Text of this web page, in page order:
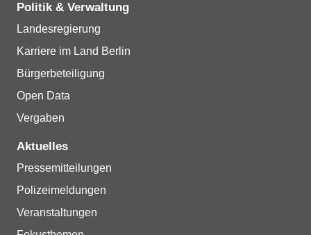
Politik & Verwaltung
Landesregierung
Karriere im Land Berlin
Bürgerbeteiligung
Open Data
Vergaben
Aktuelles
Pressemitteilungen
Polizeimeldungen
Veranstaltungen